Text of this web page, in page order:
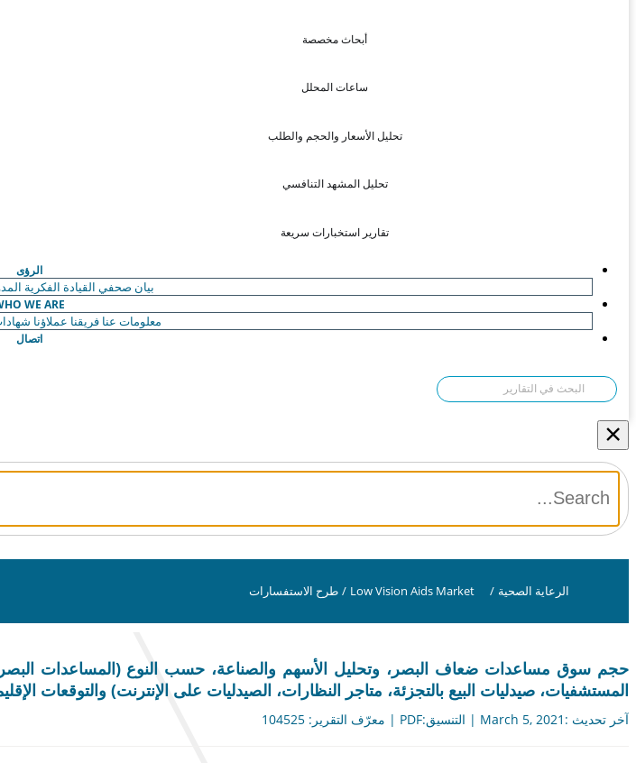
أبحاث مخصصة
ساعات المحلل
تحليل الأسعار والحجم والطلب
تحليل المشهد التنافسي
تقارير استخبارات سريعة
الرؤى
بيان صحفي القيادة الفكرية
WE ARE
معلومات عنا فريقنا عملاؤنا
اتصال
×
الرعاية الصحية /
Low Vision Aids Market
/ طرح الاستفسارات
حجم سوق مساعدات ضعاف البصر، وتحليل الأسهم والصناعة، حسب النوع (المساعدات
المستشفيات، صيدليات البيع بالتجزئة، متاجر النظارات، الصيدليات على الإنترنت) والتوقعات الإقليمية، 2026-
آخر تحديث :March 5, 2021 | التنسيق:PDF | معرّف التقرير: 104525